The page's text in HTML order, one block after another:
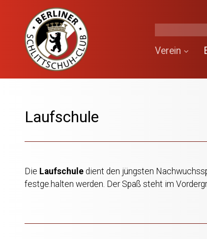
Verein
Laufschule
Die Laufschule dient den jüngsten
festge.halten werden. Der Spaß steht im